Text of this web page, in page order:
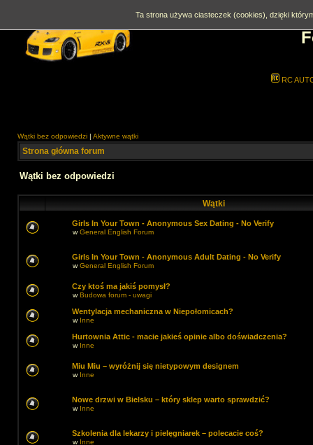
RC
Wątki bez odpowiedzi | Aktywne wątki
Strona główna forum
Wątki bez odpowiedzi
Wątki
Girls In Your Town - Anonymous Sex Dating - No Verify
wGeneral English Forum
Girls In Your Town - Anonymous Adult Dating - No Verify
wGeneral English Forum
Czy ktoś ma jakiś pomysł?
wBudowa forum - uwagi
Wentylacja mechaniczna w Niepołomicach?
w Inne
Hurtownia Attic - macie jakieś opinie albo doświadczenia?
w Inne
Miu Miu – wyróżnij się nietypowym designem
w Inne
Nowe drzwi w Bielsku – który sklep warto sprawdzić?
w Inne
Szkolenia dla lekarzy i pielęgniarek – polecacie coś?
w Inne
Ta strona używa ciasteczek (cookies), dzięki